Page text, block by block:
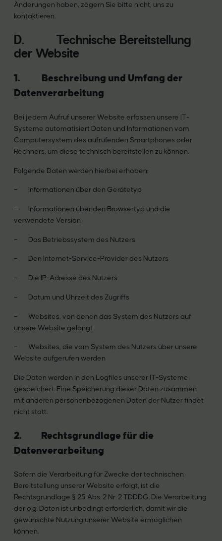
Änderungen haben, zögern Sie bitte nicht, uns zu
kontaktieren.
D. Technische Bereitstellung
der Website
1. Beschreibung und Umfang der
Datenverarbeitung
Bei jedem Aufruf unserer Website erfassen unsere IT-
Systeme automatisiert Daten und Informationen vom
Computersystem des aufrufenden Smartphones oder
Rechners, um diese technisch bereitstellen zu können.
Folgende Daten werden hierbei erhoben:
– Informationen über den Gerätetyp
– Informationen über den Browsertyp und die
verwendete Version
– Das Betriebssystem des Nutzers
– Den Internet-Service-Provider des Nutzers
– Die IP-Adresse des Nutzers
– Datum und Uhrzeit des Zugriffs
– Websites, von denen das System des Nutzers auf
unsere Website gelangt
– Websites, die vom System des Nutzers über unsere
Website aufgerufen werden
Die Daten werden in den Logfiles unserer IT-Systeme
gespeichert. Eine Speicherung dieser Daten zusammen
mit anderen personenbezogenen Daten der Nutzer findet
nicht statt.
2. Rechtsgrundlage für die
Datenverarbeitung
Sofern die Verarbeitung für Zwecke der technischen
Bereitstellung unserer Website erfolgt, ist die
Rechtsgrundlage § 25 Abs. 2 Nr. 2 TDDDG. Die Verarbeitung
der o.g. Daten ist unbedingt erforderlich, damit wir die
gewünschte Nutzung unserer Website ermöglichen
können.